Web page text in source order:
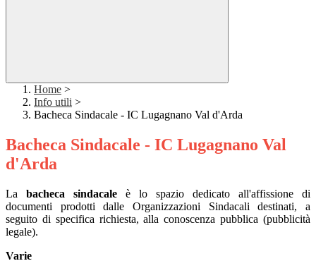
Home >
Info utili >
Bacheca Sindacale - IC Lugagnano Val d'Arda
Bacheca Sindacale - IC Lugagnano Val
d'Arda
La bacheca sindacale è lo spazio dedicato all'affissione di
documenti prodotti dalle Organizzazioni Sindacali destinati, a
seguito di specifica richiesta, alla conoscenza pubblica (pubblicità
legale).
Varie